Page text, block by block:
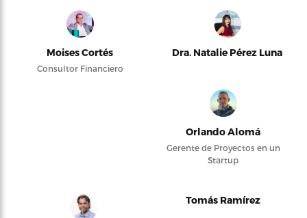
Moises Cortés
Consultor Financiero
Dra. Natalie Pérez Luna
Orlando Alomá
Gerente de Proyectos en un
Startup
Tomás Ramírez